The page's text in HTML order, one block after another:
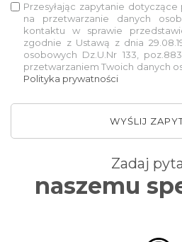
Przesyłając zapytanie
na przetwarzanie danych
kontaktu w sprawie
zgodnie z Ustawą z dnia
osobowych Dz.U.Nr 133,
przetwarzaniem Twoich danych
Polityka prywatności
WYŚLIJ
Zadaj
naszemu